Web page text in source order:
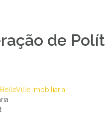
de
BelleVille Imobiliária